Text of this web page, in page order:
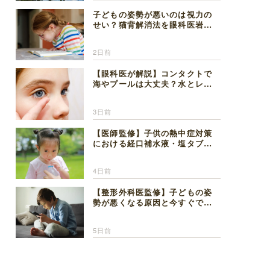
子どもの姿勢が悪いのは視力の
せい？猫背解消法を眼科医岩見
2日前
【眼科医が解説】コンタクトで
海やプールは大丈夫？水とレン
3日前
【医師監修】子供の熱中症対策
における経口補水液・塩タブレ
4日前
【整形外科医監修】子どもの姿
勢が悪くなる原因と今すぐでき
5日前